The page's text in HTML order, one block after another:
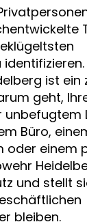
ist ein
geht,
Büro,
oder einem
und stellt
bleiben.